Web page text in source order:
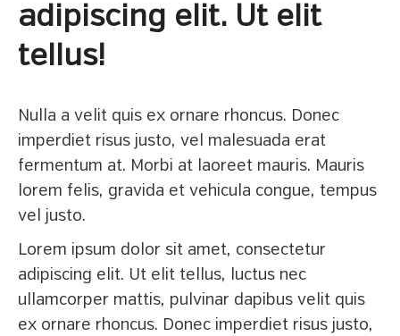
adipiscing elit. Ut elit
tellus!
Nulla a velit quis ex ornare rhoncus. Donec
imperdiet risus justo, vel malesuada erat
fermentum at. Morbi at laoreet mauris. Mauris
lorem felis, gravida et vehicula congue, tempus
vel justo.
Lorem ipsum dolor sit amet, consectetur
adipiscing elit. Ut elit tellus, luctus nec
ullamcorper mattis, pulvinar dapibus velit quis
ex ornare rhoncus. Donec imperdiet risus justo,